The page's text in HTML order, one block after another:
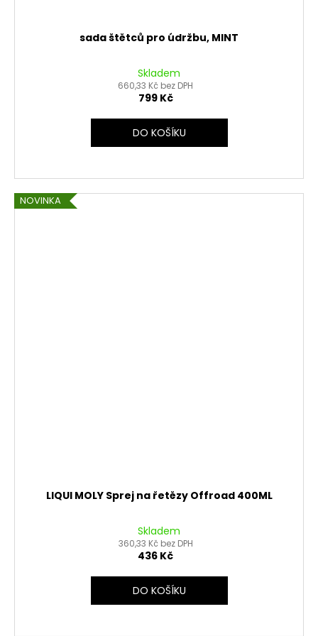
sada štětců pro údržbu, MINT
Skladem
660,33 Kč bez DPH
799 Kč
DO KOŠÍKU
NOVINKA
LIQUI MOLY Sprej na řetězy Offroad 400ML
Skladem
360,33 Kč bez DPH
436 Kč
DO KOŠÍKU